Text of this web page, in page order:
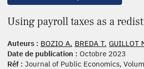
Using payroll taxes as a
Auteurs : BOZIO A. BREDA T. GUILLOT
Date de publication : Octobre 2023
Réf : Journal of Public Economics,